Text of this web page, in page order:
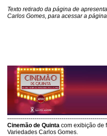
Texto retirado da página de
Carlos Gomes, para acessar a
Cinemão de Quinta com exibição de
Variedades Carlos Gomes.